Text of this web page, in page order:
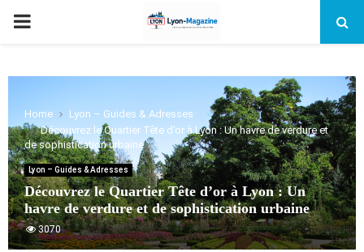
PRIMARY
Home
Lyon – Guides & Adresses
Découvrez le Quartier Tête d’or à Lyon : Un havre de verdure et
de sophistication urbaine
Lyon – Guides & Adresses
Découvrez le Quartier Tête d’or à Lyon : Un
havre de verdure et de sophistication urbaine
3070